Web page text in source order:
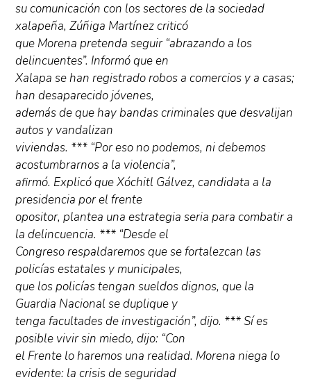
su comunicación con los sectores de la sociedad
xalapeña, Zúñiga Martínez criticó
que Morena pretenda seguir “abrazando a los
delincuentes”. Informó que en
Xalapa se han registrado robos a comercios y a casas;
han desaparecido jóvenes,
además de que hay bandas criminales que desvalijan
autos y vandalizan
viviendas. *** “Por eso no podemos, ni debemos
acostumbrarnos a la violencia”,
afirmó. Explicó que Xóchitl Gálvez, candidata a la
presidencia por el frente
opositor, plantea una estrategia seria para combatir a
la delincuencia. *** “Desde el
Congreso respaldaremos que se fortalezcan las
policías estatales y municipales,
que los policías tengan sueldos dignos, que la
Guardia Nacional se duplique y
tenga facultades de investigación”, dijo. *** Sí es
posible vivir sin miedo, dijo: “Con
el Frente lo haremos una realidad. Morena niega lo
evidente: la crisis de seguridad